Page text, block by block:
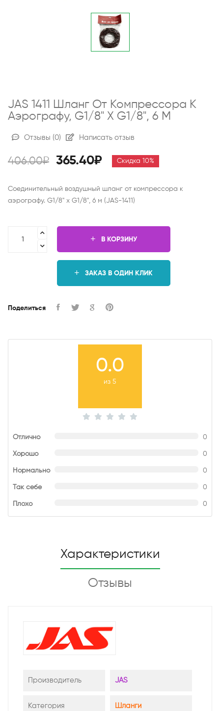
JAS 1411 Шланг От Компрессора К
Аэрографу, G1/8" Х G1/8", 6 М
Отзывы (0) Написать отзыв
406.00₽ 365.40₽ Скидка 10%
Соединительный воздушный шланг от компрессора к
аэрографу. G1/8" х G1/8", 6 м (JAS-1411)
В КОРЗИНУ
ЗАКАЗ В ОДИН КЛИК
Поделиться
0.0
из 5
Отлично 0
Хорошо 0
Нормально 0
Так себе 0
Плохо 0
Характеристики
Отзывы
Производитель JAS
Категория Шланги